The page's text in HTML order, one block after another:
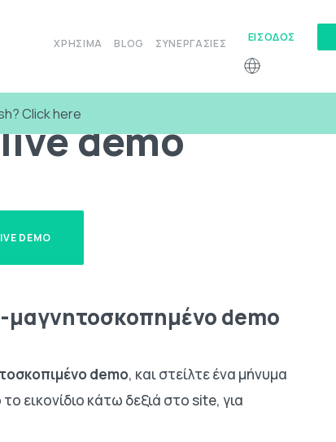
ΧΡΉΣΙΜΑ BLOG ΣΥΝΕΡΓΑΣΊΕΣ ΕΊΣΟΔΟΣ
Click here
demo
DEMO
μαγνητοσκοπημένο demo
demo, και στείλτε ένα μήνυμα
εικονίδιο κάτω δεξιά στο site, για